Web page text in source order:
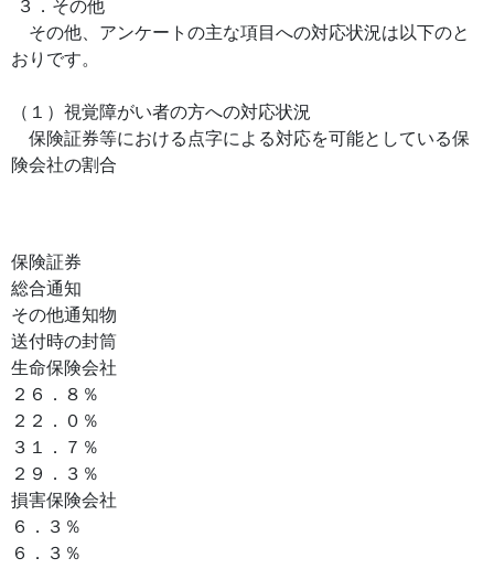
３．その他
その他、アンケートの主な項目への対応状況は以下のと
おりです。
（１）視覚障がい者の方への対応状況
保険証券等における点字による対応を可能としている保
険会社の割合
保険証券
総合通知
その他通知物
送付時の封筒
生命保険会社
２６．８％
２２．０％
３１．７％
２９．３％
損害保険会社
６．３％
６．３％